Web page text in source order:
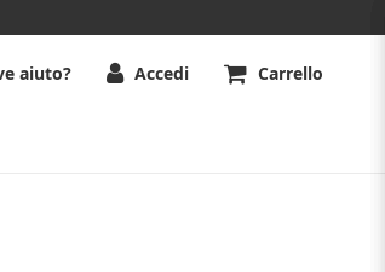
aiuto? Accedi Carrello